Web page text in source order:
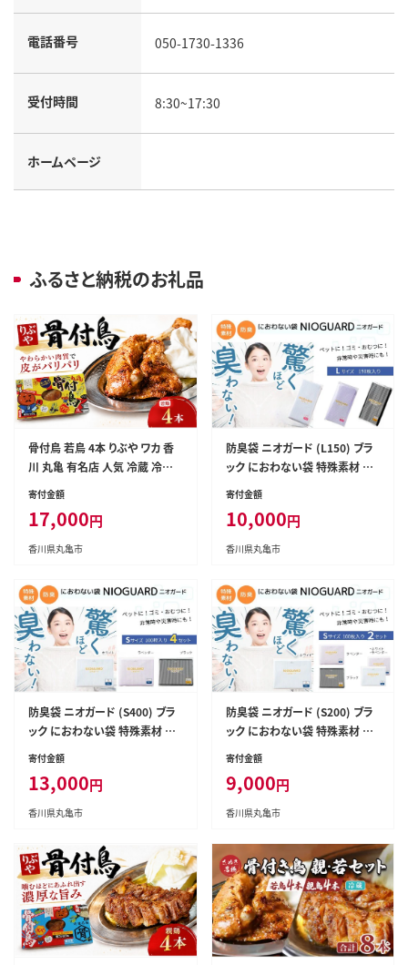
電話番号 050-1730-1336
受付時間 8:30~17:30
ホームページ
ふるさと納税のお礼品
骨付鳥 若鳥 4本 りぶや ワカ 香
川 丸亀 有名店 人気 冷蔵 冷凍
からあげ ランキング スパイス 骨
付鶏 骨付き鳥 チキン ローストチ
キン チキンレッグ 鶏肉 鳥肉 とり
にく 肉 通販 お取り寄せ グルメ
丸亀市 オンリーワン
寄付金額
17,000円
香川県丸亀市
防臭袋 ニオガード (L150) ブラ
ック におわない袋 特殊素材 防
臭力 NIOGUARD 大倉工業 国
内製造 赤ちゃん オムツ袋 ペット
いぬ ネコ 砂 ウンチ トイレ シー
ツ 生ごみ ゴミ箱 消臭 ゴミ袋 防
寄付金額
10,000円
香川県丸亀市
防臭袋 ニオガード (S400) ブラ
ック におわない袋 特殊素材 防
臭力 NIOGUARD 大倉工業 国
内製造 赤ちゃん オムツ袋 ペット
いぬ ネコ 砂 ウンチ トイレ シー
ツ 生ごみ ゴミ箱 消臭 ゴミ袋 防
寄付金額
13,000円
香川県丸亀市
防臭袋 ニオガード (S200) ブラ
ック におわない袋 特殊素材 防
臭力 NIOGUARD 大倉工業 国
内製造 赤ちゃん オムツ袋 ペット
いぬ ネコ 砂 ウンチ トイレ シー
ツ 生ごみ ゴミ箱 消臭 ゴミ袋 防
寄付金額
9,000円
香川県丸亀市